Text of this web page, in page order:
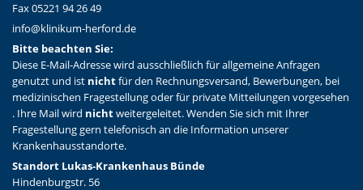
Fax 05221 94 26 49
info@klinikum-herford.de
Bitte beachten Sie:
Diese E-Mail-Adresse wird ausschließlich für allgemeine Anfragen
genutzt und ist nichtfür den Rechnungsversand, Bewerbungen, bei
medizinischen Fragestellung oder für private Mitteilungen vorgesehen
. Ihre Mail wird nichtweitergeleitet. Wenden Sie sich mit Ihrer
Fragestellung gern telefonisch an die Information unserer
Krankenhausstandorte.
Standort Lukas-Krankenhaus Bünde
Hindenburgstr. 56